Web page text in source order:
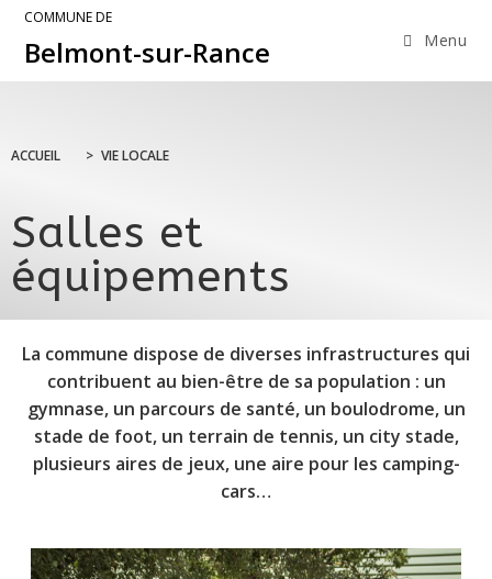
COMMUNE DE
Belmont-sur-Rance Menu
ACCUEIL > VIE LOCALE
Salles et
équipements
La commune dispose de diverses infrastructures qui
contribuent au bien-être de sa population : un
gymnase, un parcours de santé, un boulodrome, un
stade de foot, un terrain de tennis, un city stade,
plusieurs aires de jeux, une aire pour les camping-
cars…